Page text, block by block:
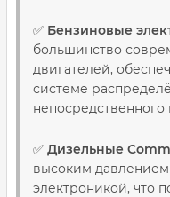
✅ Бензиновые
большинство
двигателей,
системе
непосредственного
✅ Дизельные
высоким
электроникой, что